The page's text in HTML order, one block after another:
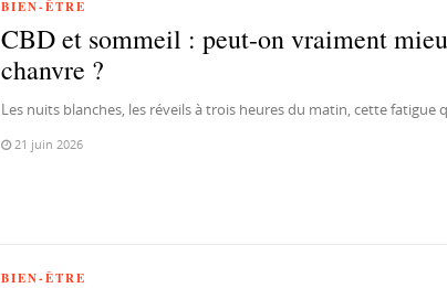
BIEN-ÊTRE
CBD et sommeil : peut-on vraiment
chanvre ?
Les nuits blanches, les réveils à trois heures du matin, cette fatigue
21 juin 2026
BIEN-ÊTRE